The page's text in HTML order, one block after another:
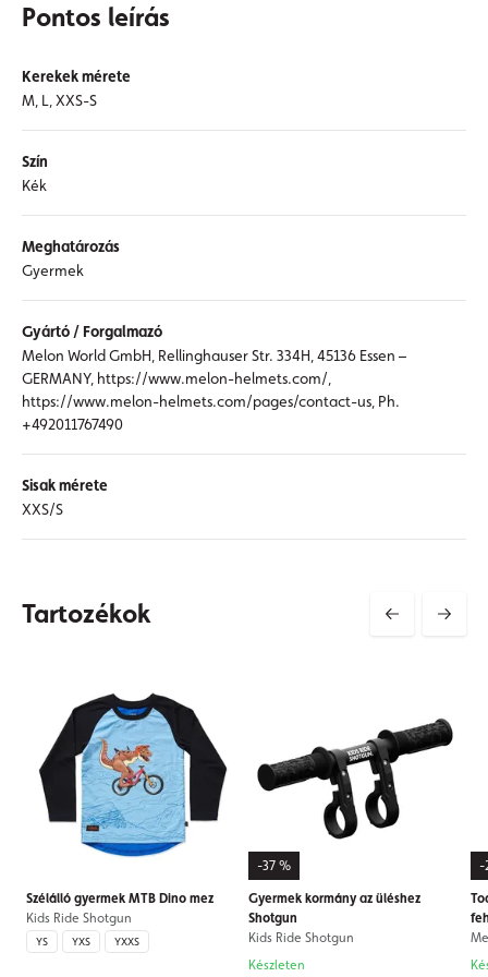
Pontos leírás
Kerekek mérete
M, L, XXS-S
Szín
Kék
Meghatározás
Gyermek
Gyártó / Forgalmazó
Melon World GmbH, Rellinghauser Str. 334H, 45136 Essen –
GERMANY, https://www.melon-helmets.com/,
https://www.melon-helmets.com/pages/contact-us, Ph.
+492011767490
Sisak mérete
XXS/S
Tartozékok
Szélálló gyermek MTB Dino mez
Kids Ride Shotgun
YS YXS YXXS
-37 %
Gyermek kormány az üléshez
Shotgun
Kids Ride Shotgun
Készleten
-